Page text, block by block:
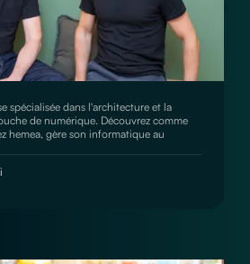
spécialisée dans l'architecture et la
de numérique. Découvrez comme
hemea, gère son informatique au